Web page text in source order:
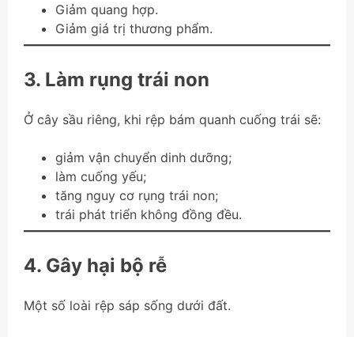
Giảm quang hợp.
Giảm giá trị thương phẩm.
3. Làm rụng trái non
Ở cây sầu riêng, khi rệp bám quanh cuống trái sẽ:
giảm vận chuyển dinh dưỡng;
làm cuống yếu;
tăng nguy cơ rụng trái non;
trái phát triển không đồng đều.
4. Gây hại bộ rễ
Một số loài rệp sáp sống dưới đất.